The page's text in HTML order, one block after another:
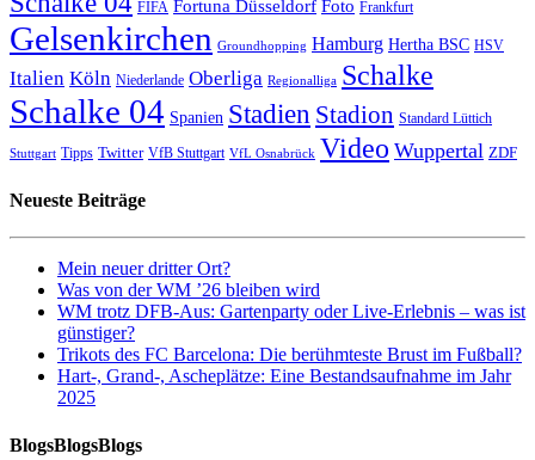
FIFA Fortuna Düsseldorf Foto Frankfurt
Gelsenkirchen Groundhopping Hamburg Hertha BSC HSV
Italien Köln Niederlande Oberliga Regionalliga Schalke
Schalke 04 Spanien Stadien Stadion Standard Lüttich
Stuttgart Tipps Twitter VfB Stuttgart VfL Osnabrück Video Wuppertal ZDF
Neueste Beiträge
Mein neuer dritter Ort?
Was von der WM ’26 bleiben wird
WM trotz DFB-Aus: Gartenparty oder Live-Erlebnis – was ist
günstiger?
Trikots des FC Barcelona: Die berühmteste Brust im Fußball?
Hart-, Grand-, Ascheplätze: Eine Bestandsaufnahme im Jahr
2025
BlogsBlogsBlogs